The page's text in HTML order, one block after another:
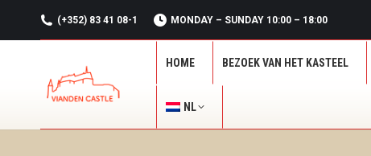
(+352) 83 41 08-1 MONDAY – SUNDAY 10:00 – 18:00
HOME BEZOEK VAN HET KASTEEL
NL
HOME BEZOEK VAN HET KASTEEL
NL